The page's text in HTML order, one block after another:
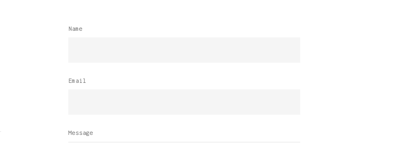
Name
Email
Message